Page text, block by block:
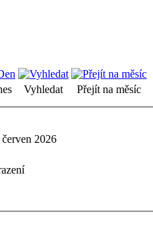
Vyhledat
Přejít na měsíc
2026